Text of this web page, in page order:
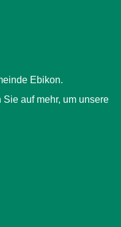
Ebikon.
auf mehr, um unsere